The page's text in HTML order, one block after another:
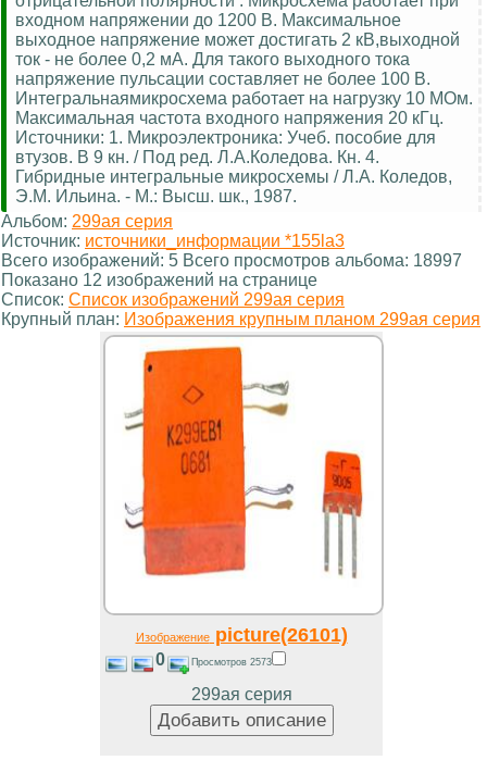
входном напряжении до 1200 В. Максимальное
выходное напряжение может достигать 2 кВ,выходной
ток - не более 0,2 мА. Для такого выходного тока
напряжение пульсации составляет не более 100 В.
Интегральнаямикросхема работает на нагрузку 10 МОм.
Максимальная частота входного напряжения 20 кГц.
Источники: 1. Микроэлектроника: Учеб. пособие для
втузов. В 9 кн. / Под ред. Л.А.Коледова. Кн. 4.
Гибридные интегральные микросхемы / Л.А. Коледов,
Э.М. Ильина. - М.: Высш. шк., 1987.
Альбом: 299ая серия
Источник: источники_информации *155la3
Всего изображений: 5 Всего просмотров альбома: 18997
Показано 12 изображений на странице
Список: Список изображений 299ая серия
Крупный план: Изображения крупным планом 299ая серия
Изображениеpicture(26101)
0 Просмотров 2573
299ая серия